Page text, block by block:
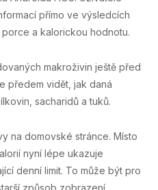
přímo ve výsledcích
a kalorickou hodnotu.
makroživin ještě před
předem vidět, jak daná
sacharidů a tuků.
na domovské stránce. Místo
nyní lépe ukazuje
denní limit. To může být pro